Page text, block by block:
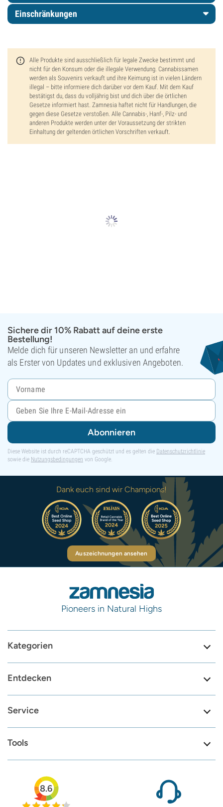
Einschränkungen
Alle Produkte sind ausschließlich für legale Zwecke bestimmt und
nicht für den Konsum oder die illegale Verwendung. Cannabissamen
werden als Souvenirs verkauft und ihre Keimung ist in vielen Ländern
illegal – bitte informiere dich darüber vor dem Kauf. Mit dem Kauf
bestätigst du, dass du volljährig bist und dich über die örtlichen
Gesetze informiert hast. Zamnesia haftet nicht für Handlungen, die
gegen diese Gesetze verstoßen. Alle Cannabis-, Hanf-, Pilz- und
anderen Produkte werden unter der Voraussetzung der strikten
Einhaltung der geltenden örtlichen Vorschriften verkauft.
Sichere dir 10% Rabatt auf deine erste
Bestellung!
Melde dich für unseren Newsletter an und erfahre
als Erster von Updates und exklusiven Angeboten.
Abonnieren
Diese Website ist durch reCAPTCHA geschützt und es gelten die Datenschutzrichtlinie
sowie die Nutzungsbedingungen von Google.
Dank euch sind wir Champions!
Auszeichnungen ansehen
Pioneers in Natural Highs
Kategorien
Entdecken
Service
Tools
8.6